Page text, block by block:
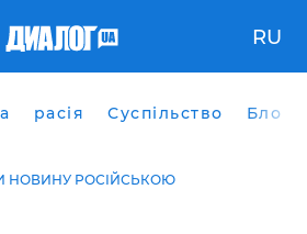
RU
расія Суспільство Блоги
НОВИНУ РОСІЙСЬКОЮ